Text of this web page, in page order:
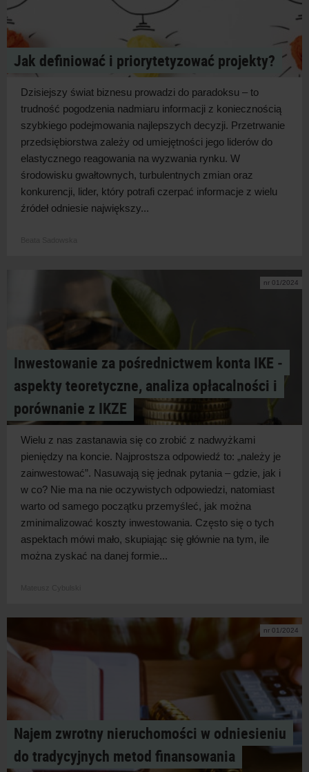
Jak definiować i priorytetyzować projekty?
Dzisiejszy świat biznesu prowadzi do paradoksu – to
trudność pogodzenia nadmiaru informacji z koniecznością
szybkiego podejmowania najlepszych decyzji. Przetrwanie
przedsiębiorstwa zależy od umiejętności jego liderów do
elastycznego reagowania na wyzwania rynku. W
środowisku gwałtownych, turbulentnych zmian oraz
konkurencji, lider, który potrafi czerpać informacje z wielu
źródeł odniesie największy...
nr 01/2024
Inwestowanie za pośrednictwem konta IKE ‑
aspekty teoretyczne, analiza opłacalności i
porównanie z IKZE
Wielu z nas zastanawia się co zrobić z nadwyżkami
pieniędzy na koncie. Najprostsza odpowiedź to: „należy je
zainwestować”. Nasuwają się jednak pytania – gdzie, jak i
w co? Nie ma na nie oczywistych odpowiedzi, natomiast
warto od samego początku przemyśleć, jak można
zminimalizować koszty inwestowania. Często się o tych
aspektach mówi mało, skupiając się głównie na tym, ile
można zyskać na danej formie...
nr 01/2024
Najem zwrotny nieruchomości w odniesieniu
do tradycyjnych metod finansowania